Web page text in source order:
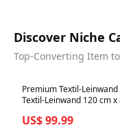
Discover Niche
Top-Converting Item
Best in 7 days
Premium Textil-
Textil-Leinwand 120 cm
US$ 99.99